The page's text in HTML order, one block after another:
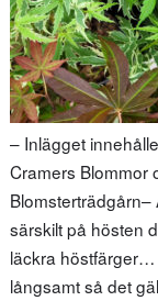
– Inlägget
Cramers Blommor
Blomsterträdgårn–
särskilt på hösten
läckra
långsamt så det